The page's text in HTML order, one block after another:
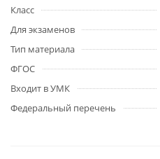
Класс
Для экзаменов
Тип материала
ФГОС
Входит в УМК
Федеральный перечень